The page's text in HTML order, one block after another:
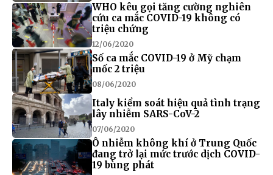
WHO kêu gọi tăng cường nghiên
cứu ca mắc COVID-19 không có
triệu chứng
12/06/2020
Số ca mắc COVID-19 ở Mỹ chạm
mốc 2 triệu
08/06/2020
Italy kiểm soát hiệu quả tình trạng
lây nhiễm SARS-CoV-2
07/06/2020
Ô nhiễm không khí ở Trung Quốc
đang trở lại mức trước dịch COVID-
19 bùng phát